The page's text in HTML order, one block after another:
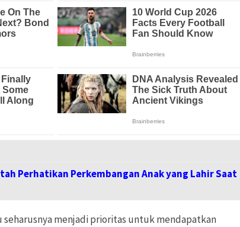
Perhatikan Perkembangan Anak yang Lahir Saat
menjadi prioritas untuk mendapatkan